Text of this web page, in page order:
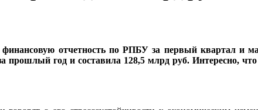
финансовую отчетность по РПБУ за первый квартал и
год и составила 128,5 млрд руб. Интересно,